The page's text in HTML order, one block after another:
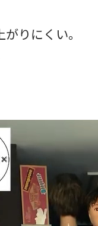
りにくい。